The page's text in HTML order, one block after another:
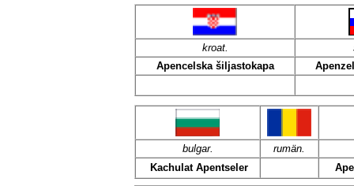
kroat.
Apencelska šiljastokapa
bulgar.
rumän.
Kachulat Apentseler